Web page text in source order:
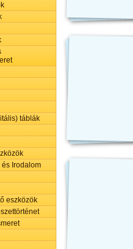
táblák
és Irodalom
eszközök